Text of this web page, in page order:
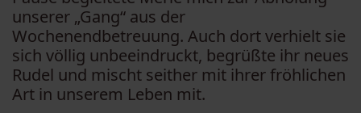
unserer „Gang“ aus der
Wochenendbetreuung. Auch dort verhielt sie
sich völlig unbeeindruckt, begrüßte ihr neues
Rudel und mischt seither mit ihrer fröhlichen
Art in unserem Leben mit.